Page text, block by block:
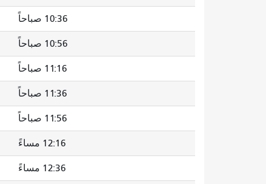
10:36 صباحاً
10:56 صباحاً
11:16 صباحاً
11:36 صباحاً
11:56 صباحاً
12:16 مساءً
12:36 مساءً